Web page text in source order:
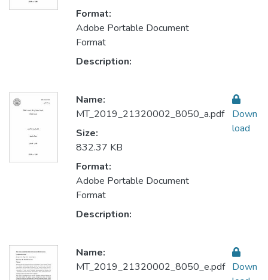
Format:
Adobe Portable Document
Format
Description:
Name:
MT_2019_21320002_8050_a.pdf
Size:
832.37 KB
Format:
Adobe Portable Document
Format
Description:
Down
load
Name:
MT_2019_21320002_8050_e.pdf Down